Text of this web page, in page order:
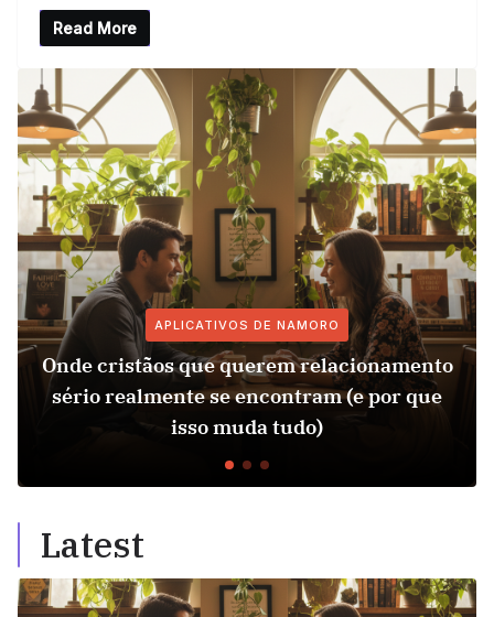
Read More
APLICATIVOS DE NAMORO
Onde cristãos que querem relacionamento
sério realmente se encontram (e por que
isso muda tudo)
Latest